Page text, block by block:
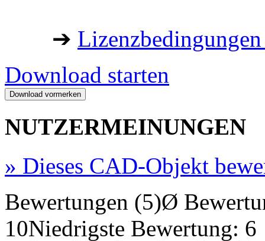
➔
Download starten
NUTZERMEINUNGEN
» Dieses CAD-Objekt
Bewertungen (5)Ø
10Niedrigste Bewertung: 6